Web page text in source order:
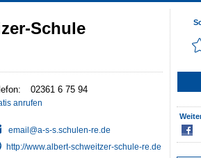
Schule
anrufen
http://www.albert-schweitzer-schule-re.de